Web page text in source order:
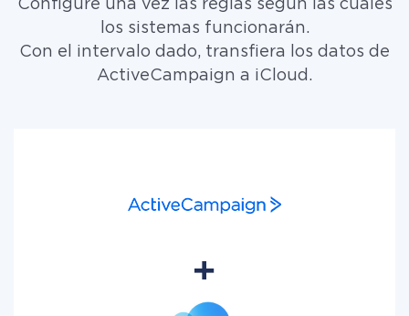
Configure una vez las reglas según las cuales
los sistemas funcionarán.
Con el intervalo dado, transfiera los datos de
ActiveCampaign a iCloud.